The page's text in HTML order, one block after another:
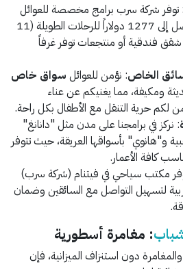
: توفر شركة سرب برامج مخصصة للعوائل
تبدأ من 845 دولاراً وتصل إلى 1277 دولاراً للرحلات الطويلة (11
فندقية أو منتجعات توفر غرفاً
الخاص: نؤمن للعوائل سواق خاص
ومكيفة، مما يغنيكم عن عناء
لكم حرية التنقل مع الأطفال بكل راحة.
: نركز في برامجنا على مدن مثل "دانانغ"
و"هانوي" بأسواقها العريقة، حيث تتوفر
كافة الأعمار.
مكتب سياحي في فيتنام (شركة سرب)
لتسهيل التواصل مع السائقين وضمان
: مغامرة أسطورية
دون استنزاف الميزانية، فإن